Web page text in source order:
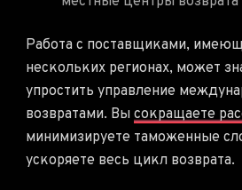
Работа с поставщиками,
нескольких регионах, может
упростить управление
возвратами. Вы сокращаете
минимизируете таможенные
ускоряете весь цикл возврата.